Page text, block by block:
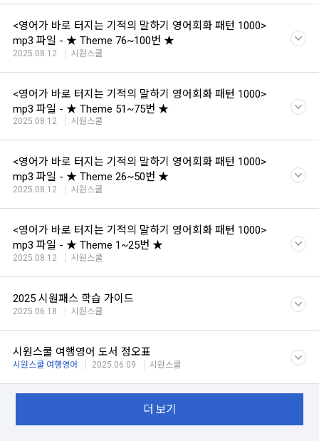
<영어가 바로 터지는 기적의 말하기 영어회화 패턴 1000>
mp3 파일 - ★ Theme 76~100번 ★
2025.08.12 시원스쿨
<영어가 바로 터지는 기적의 말하기 영어회화 패턴 1000>
mp3 파일 - ★ Theme 51~75번 ★
2025.08.12 시원스쿨
<영어가 바로 터지는 기적의 말하기 영어회화 패턴 1000>
mp3 파일 - ★ Theme 26~50번 ★
2025.08.12 시원스쿨
<영어가 바로 터지는 기적의 말하기 영어회화 패턴 1000>
mp3 파일 - ★ Theme 1~25번 ★
2025.08.12 시원스쿨
2025 시원패스 학습 가이드
2025.06.18 시원스쿨
시원스쿨 여행영어 도서 정오표
시원스쿨 여행영어 2025.06.09 시원스쿨
더 보기